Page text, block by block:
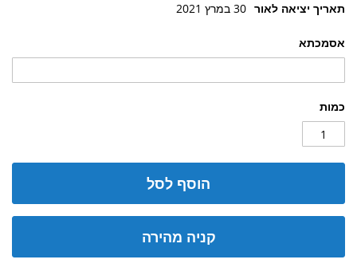
אסמכתא
כמות
הוסף לסל
קניה מהירה
תאריך יציאה לאור 30 במרץ 2021